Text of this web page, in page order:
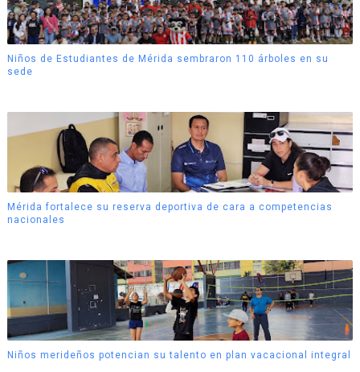
Niños de Estudiantes de Mérida sembraron 110 árboles en su
sede
Mérida fortalece su reserva deportiva de cara a competencias
nacionales
Niños merideños potencian su talento en plan vacacional integral